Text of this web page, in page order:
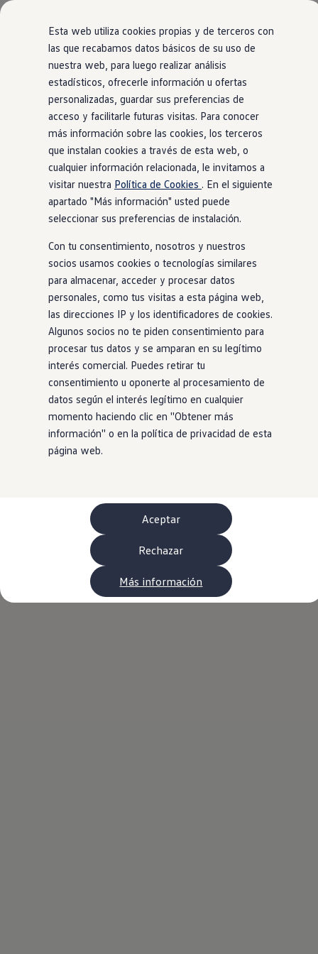
Esta web utiliza cookies propias y de terceros con
las que recabamos datos básicos de su uso de
nuestra web, para luego realizar análisis
estadísticos, ofrecerle información u ofertas
personalizadas, guardar sus preferencias de
acceso y facilitarle futuras visitas. Para conocer
más información sobre las cookies, los terceros
que instalan cookies a través de esta web, o
cualquier información relacionada, le invitamos a
visitar nuestra Política de Cookies . En el siguiente
apartado "Más información" usted puede
seleccionar sus preferencias de instalación.
Con tu consentimiento, nosotros y nuestros
socios usamos cookies o tecnologías similares
para almacenar, acceder y procesar datos
personales, como tus visitas a esta página web,
las direcciones IP y los identificadores de cookies.
Algunos socios no te piden consentimiento para
procesar tus datos y se amparan en su legítimo
interés comercial. Puedes retirar tu
consentimiento u oponerte al procesamiento de
datos según el interés legítimo en cualquier
momento haciendo clic en ''Obtener más
información'' o en la política de privacidad de esta
página web.
Aceptar
Rechazar
Más información
Ir
directamente
al contenido
Ir
directamente
al pie de
página
Nueva Caddy
Nueva Caddy Cargo
Nueva Caddy California
Nueva California
Configura tu Volkswagen
Volkswagen de Ocasión
Ofertas y promociones
Vehículos de ocasión
Renueva tu Volkswagen
Financiación Volkswagen
Concursos Volkswagen Comerciales
Movilidad Eléctrica
Vehículos eléctricos disponibles
Vehículos híbridos enchufables
Clientes
Actualiza tu vehículo gratis
Accessorios
Información útil
Viajar en coche
WLTP
Guía de mantenimiento
Servicio de mantenimiento Volkswagen
Neumáticos
Garantía Volkswagen
Piezas
Aceite y líquidos
Customized-Solution portal
myVolkswagen
Cita taller
Conectividad
California App
Volkswagen Connect Shop
Mundo Camper
Volkswagen California
Volkswagen Grand California
Mundo Volkswagen
Sala de Prensa
Historia Volkswagen Canarias
Digital Showroom
Club Fidelización
Alquiler de furgonetas Xtravans
Blog